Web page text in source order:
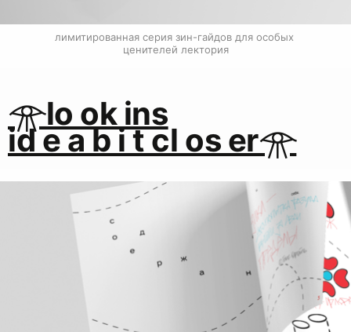
лимитированная серия зин-гайдов для особых
ценителей лектория
𓁿lo ok ins
id e a b i t cl os er𓁿